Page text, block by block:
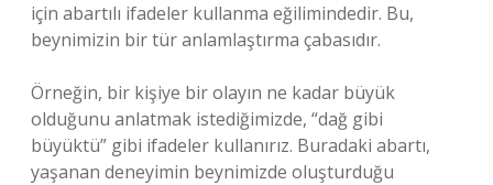
için abartılı ifadeler kullanma eğilimindedir. Bu,
beynimizin bir tür anlamlaştırma çabasıdır.
Örneğin, bir kişiye bir olayın ne kadar büyük
olduğunu anlatmak istediğimizde, “dağ gibi
büyüktü” gibi ifadeler kullanırız. Buradaki abartı,
yaşanan deneyimin beynimizde oluşturduğu